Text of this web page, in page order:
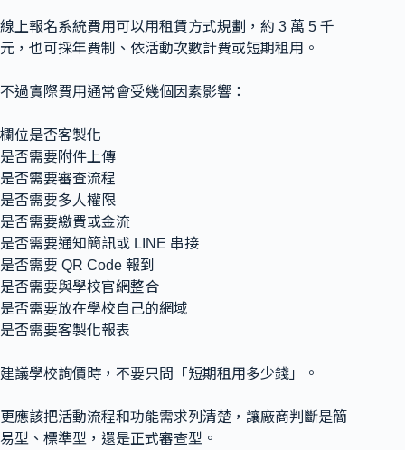
線上報名系統費用可以用租賃方式規劃，約 3 萬 5 千
元，也可採年費制、依活動次數計費或短期租用。
不過實際費用通常會受幾個因素影響：
欄位是否客製化
是否需要附件上傳
是否需要審查流程
是否需要多人權限
是否需要繳費或金流
是否需要通知簡訊或 LINE 串接
是否需要 QR Code 報到
是否需要與學校官網整合
是否需要放在學校自己的網域
是否需要客製化報表
建議學校詢價時，不要只問「短期租用多少錢」。
更應該把活動流程和功能需求列清楚，讓廠商判斷是簡
易型、標準型，還是正式審查型。